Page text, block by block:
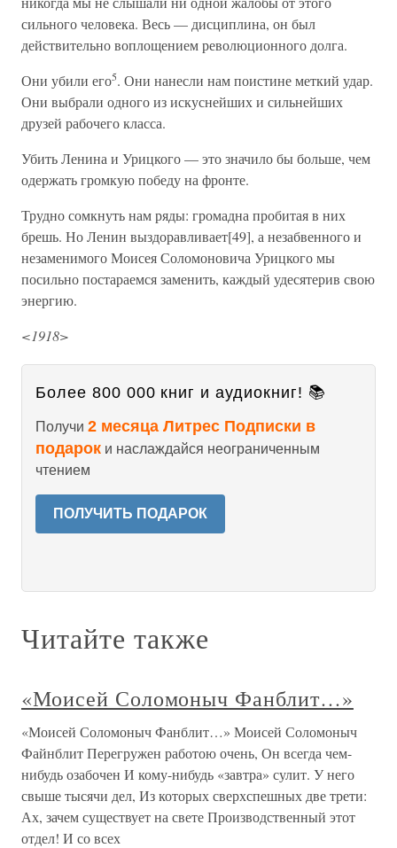
сильного человека. Весь — дисциплина, он был
действительно воплощением революционного долга.
Они убили его5. Они нанесли нам поистине меткий удар.
Они выбрали одного из искуснейших и сильнейших
друзей рабочего класса.
Убить Ленина и Урицкого — это значило бы больше, чем
одержать громкую победу на фронте.
Трудно сомкнуть нам ряды: громадна пробитая в них
брешь. Но Ленин выздоравливает[49], а незабвенного и
незаменимого Моисея Соломоновича Урицкого мы
посильно постараемся заменить, каждый удесятерив свою
энергию.
<1918>
Более 800 000 книг и аудиокниг! 📚
Получи 2 месяца Литрес Подписки в
подарок и наслаждайся неограниченным
чтением
ПОЛУЧИТЬ ПОДАРОК
Читайте также
«Моисей Соломоныч Фанблит…»
«Моисей Соломоныч Фанблит…» Моисей Соломоныч
Файнблит Перегружен работою очень, Он всегда чем-
нибудь озабочен И кому-нибудь «завтра» сулит. У него
свыше тысячи дел, Из которых сверхспешных две трети:
Ах, зачем существует на свете Производственный этот
отдел! И со всех